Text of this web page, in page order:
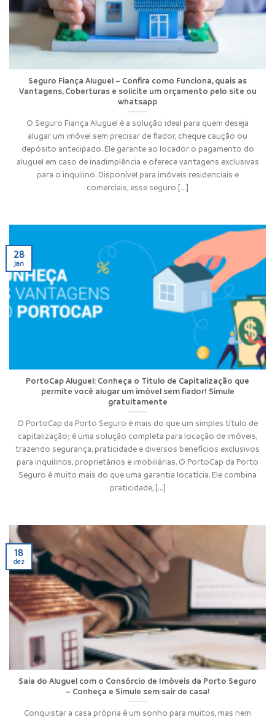
Seguro Fiança Aluguel – Confira como Funciona, quais as
Vantagens, Coberturas e solicite um orçamento pelo site ou
whatsapp
O Seguro Fiança Aluguel é a solução ideal para quem deseja
alugar um imóvel sem precisar de fiador, cheque caução ou
depósito antecipado. Ele garante ao locador o pagamento do
aluguel em caso de inadimplência e oferece vantagens exclusivas
para o inquilino. Disponível para imóveis residenciais e
comerciais, esse seguro [...]
PortoCap Aluguel: Conheça o Titulo de Capitalização que
permite você alugar um imóvel sem fiador! Simule
gratuitamente
O PortoCap da Porto Seguro é mais do que um simples título de
capitalização; é uma solução completa para locação de imóveis,
trazendo segurança, praticidade e diversos benefícios exclusivos
para inquilinos, proprietários e imobiliárias. O PortoCap da Porto
Seguro é muito mais do que uma garantia locatícia. Ele combina
praticidade, [...]
28
jan
Saia do Aluguel com o Consórcio de Imóveis da Porto Seguro
– Conheça e Simule sem sair de casa!
Conquistar a casa própria é um sonho para muitos, mas nem
18
dez